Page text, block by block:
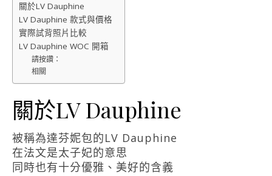
關於LV Dauphine
LV Dauphine 款式與價格
實際試背照片比較
LV Dauphine WOC 開箱
請按讚：
相關
關於LV Dauphine
被稱為達芬妮包的LV Dauphine
在法文是太子妃的意思
同時也有十分優雅、美好的含義